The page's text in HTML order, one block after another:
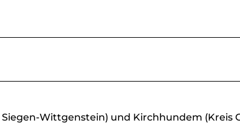
Wittgenstein) und Kirchhundem (Kreis